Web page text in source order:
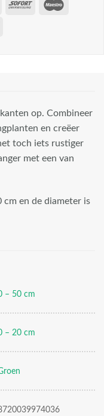
op. Combineer
en creëer
toch iets rustiger
met een van
cm en de diameter is
– 50 cm
– 20 cm